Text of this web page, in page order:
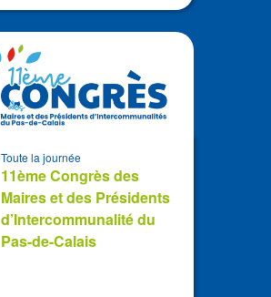
11ème Congrès des
Maires et des Présidents
d’Intercommunalité du
Pas-de-Calais
Toute la journée